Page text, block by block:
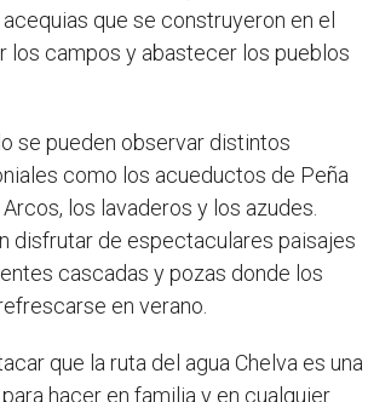
que se construyeron en el
los campos y abastecer los pueblos
se pueden observar distintos
como los acueductos de Peña
los lavaderos y los azudes.
disfrutar de espectaculares paisajes
cascadas y pozas donde los
en verano.
que la ruta del agua Chelva es una
hacer en familia y en cualquier